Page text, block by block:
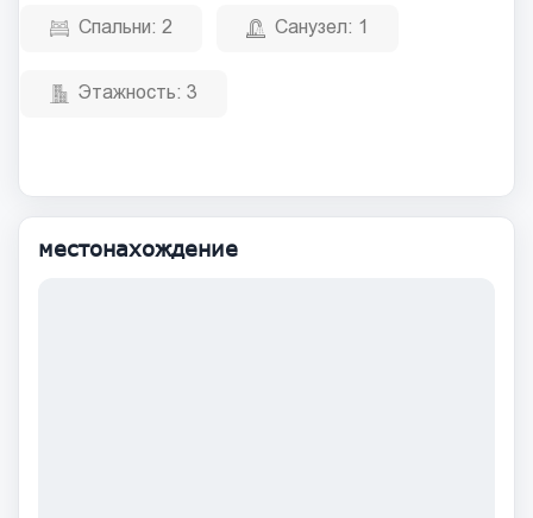
Спальни: 2 Санузел: 1
Этажность: 3
местонахождение